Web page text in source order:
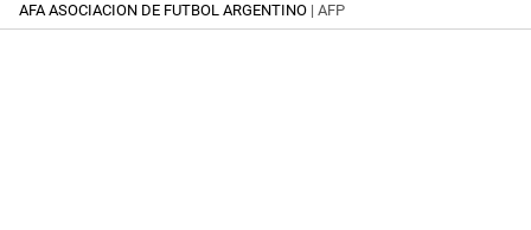
AFA ASOCIACION DE FUTBOL ARGENTINO | AFP